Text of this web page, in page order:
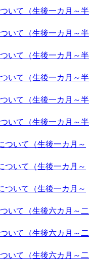
行っております。購
がございましたらお
ヨークシャーテリア
用いただけます。 ご
。
の子で迷うことがあ
あればそれほどこど
ぞれの注意点とし
ーキングをすること
ないと発情期に血が
ります。 いずれの場
、もしフィーリング
性別はそれほど重要
、室内で遊び回るだ
ど毎日散歩に連れて
いて（生後一カ月～半
いて（生後一カ月～半
いて（生後一カ月～半
いて（生後一カ月～半
いて（生後一カ月～半
いて（生後一カ月～半
ついて（生後一カ月～
ついて（生後一カ月～
ついて（生後一カ月～
いて（生後六カ月～二
いて（生後六カ月～二
いて（生後六カ月～二